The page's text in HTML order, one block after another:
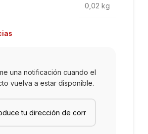
0,02 kg
una notificación cuando el
vuelva a estar disponible.